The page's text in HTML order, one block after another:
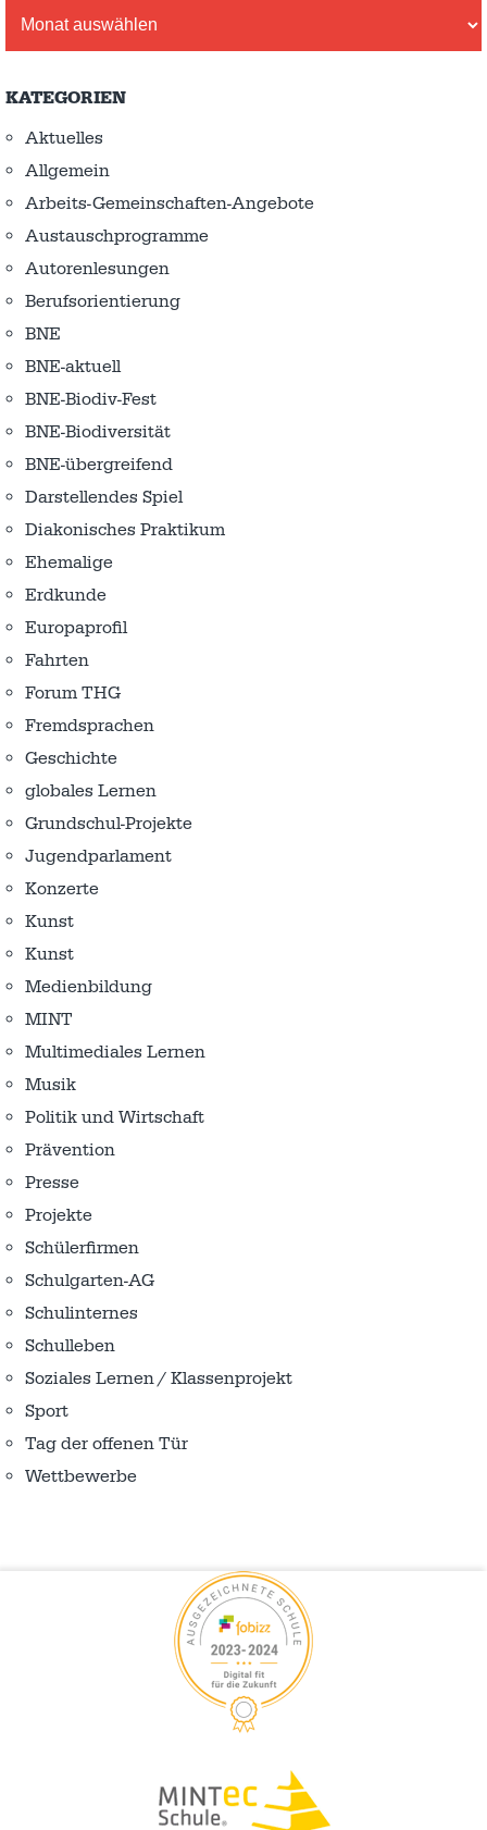
KATEGORIEN
Aktuelles
Allgemein
Arbeits-Gemeinschaften-Angebote
Austausch­programme
Autorenlesungen
Berufsorientierung
BNE
BNE-aktuell
BNE-Biodiv-Fest
BNE-Biodiversität
BNE-übergreifend
Darstellendes Spiel
Diakonisches Praktikum
Ehemalige
Erdkunde
Europaprofil
Fahrten
Forum THG
Fremdsprachen
Geschichte
globales Lernen
Grundschul-Projekte
Jugendparlament
Konzerte
Kunst
Kunst
Medienbildung
MINT
Multimediales Lernen
Musik
Politik und Wirtschaft
Prävention
Presse
Projekte
Schülerfirmen
Schulgarten-AG
Schulinternes
Schulleben
Soziales Lernen / Klassenprojekt
Sport
Tag der offenen Tür
Wettbewerbe